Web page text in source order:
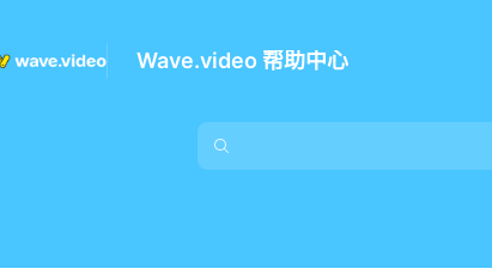
Wave.video 帮助中心